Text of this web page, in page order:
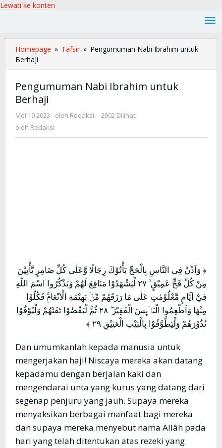
Lewati ke konten
Homepage » Tafsir » Pengumuman Nabi Ibrahim untuk
Berhaji
Pengumuman Nabi Ibrahim untuk
Berhaji
Mei 19 2023 oleh Redaksi- 2902 Dilihat
oleh Redaksi
﴿ وَاَذِّنْ فِى النَّاسِ بِالْحَجِّ يَأْتُوْكَ رِجَالًا وَّعَلٰى كُلِّ ضَامِرٍ يَّأْتِيْنَ
مِنْ كُلِّ فَجٍّ عَمِيْقٍ ۙ ٢٧ لِّيَشْهَدُوْا مَنَافِعَ لَهُمْ وَيَذْكُرُوا اسْمَ اللّٰهِ
فِيْٓ اَيَّامٍ مَّعْلُوْمٰتٍ عَلٰى مَا رَزَقَهُمْ مِّنْۢ بَهِيْمَةِ الْاَنْعَامِۚ فَكُلُوْا
مِنْهَا وَاَطْعِمُوا الْبَاۤىِٕسَ الْفَقِيْرَ ۖ ٢٨ ثُمَّ لْيَقْضُوْا تَفَثَهُمْ وَلْيُوْفُوْا
نُذُوْرَهُمْ وَلْيَطَّوَّفُوْا بِالْبَيْتِ الْعَتِيْقِ ٢٩ ﴾
Dan umumkanlah kepada manusia untuk
mengerjakan haji! Niscaya mereka akan datang
kepadamu dengan berjalan kaki dan
mengendarai unta yang kurus yang datang dari
segenap penjuru yang jauh. Supaya mereka
menyaksikan berbagai manfaat bagi mereka
dan supaya mereka menyebut nama Allâh pada
hari yang telah ditentukan atas rezeki yang